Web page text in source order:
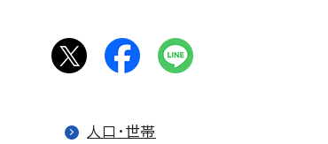
人口・世帯